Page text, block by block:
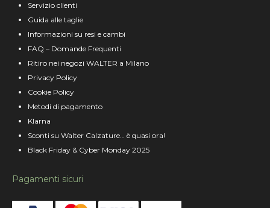
Servizio clienti
Guida alle taglie
Informazioni su resi e cambi
FAQ – Domande Frequenti
Ritiro nei negozi WALTER a Milano
Privacy Policy
Cookie Policy
Metodi di pagamento
Klarna
Sconti su Walter Calzature… è quasi ora!
Black Friday & Cyber Monday 2025
Pagamenti sicuri